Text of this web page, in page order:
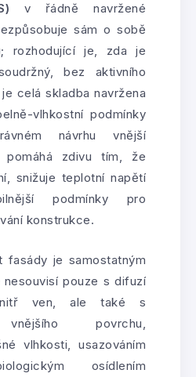
v řádně navržené
sám o sobě
rozhodující je, zda je
bez aktivního
celá skladba navržena
vlhkostní podmínky
návrhu vnější
pomáhá zdivu tím, že
snižuje teplotní napětí
podmínky pro
konstrukce.
fasády je samostatným
pouze s difuzí
ven, ale také s
vnějšího povrchu,
vlhkosti, usazováním
osídlením